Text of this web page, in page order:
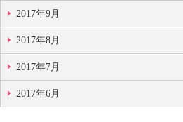
2017年9月
2017年8月
2017年7月
2017年6月